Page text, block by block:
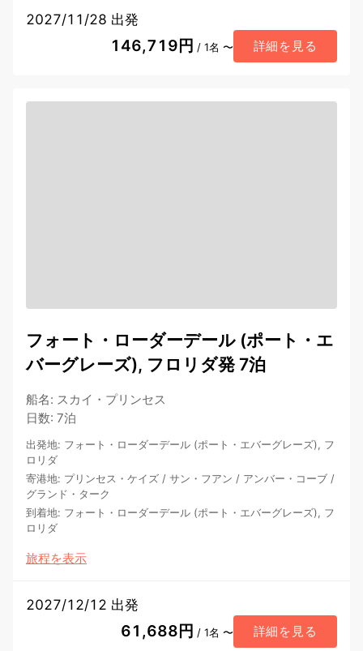
2027/11/28 出発
146,719円 / 1名 〜 詳細を見る
フォート・ローダーデール (ポート・エ
バーグレーズ), フロリダ発 7泊
船名: スカイ・プリンセス
日数: 7泊
出発地: フォート・ローダーデール (ポート・エバーグレーズ), フ
ロリダ
寄港地: プリンセス・ケイズ / サン・フアン / アンバー・コーブ /
グランド・ターク
到着地: フォート・ローダーデール (ポート・エバーグレーズ), フ
ロリダ
旅程を表示
2027/12/12 出発
61,688円 / 1名 〜 詳細を見る